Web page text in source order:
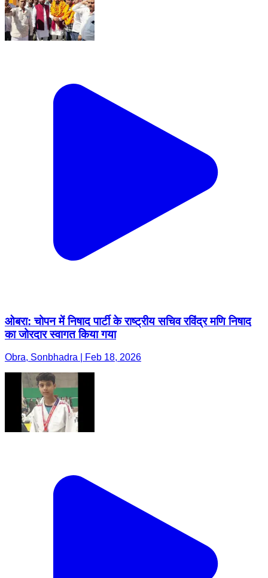
ओबरा: चोपन में निषाद पार्टी के राष्ट्रीय सचिव रविंद्र मणि निषाद
का जोरदार स्वागत किया गया
Obra, Sonbhadra | Feb 18, 2026